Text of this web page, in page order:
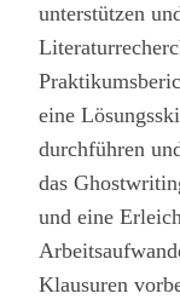
unterstützen
eine
durchführen
das
und eine
Klausuren